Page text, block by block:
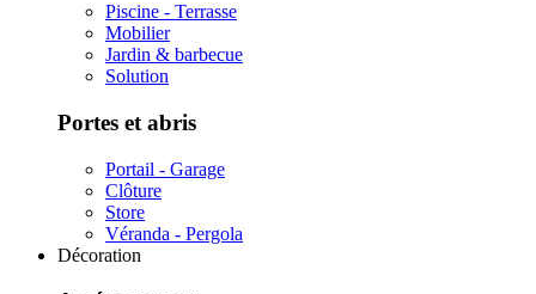
Piscine - Terrasse
Mobilier
Jardin & barbecue
Solution
Portes et abris
Portail - Garage
Clôture
Store
Véranda - Pergola
Décoration